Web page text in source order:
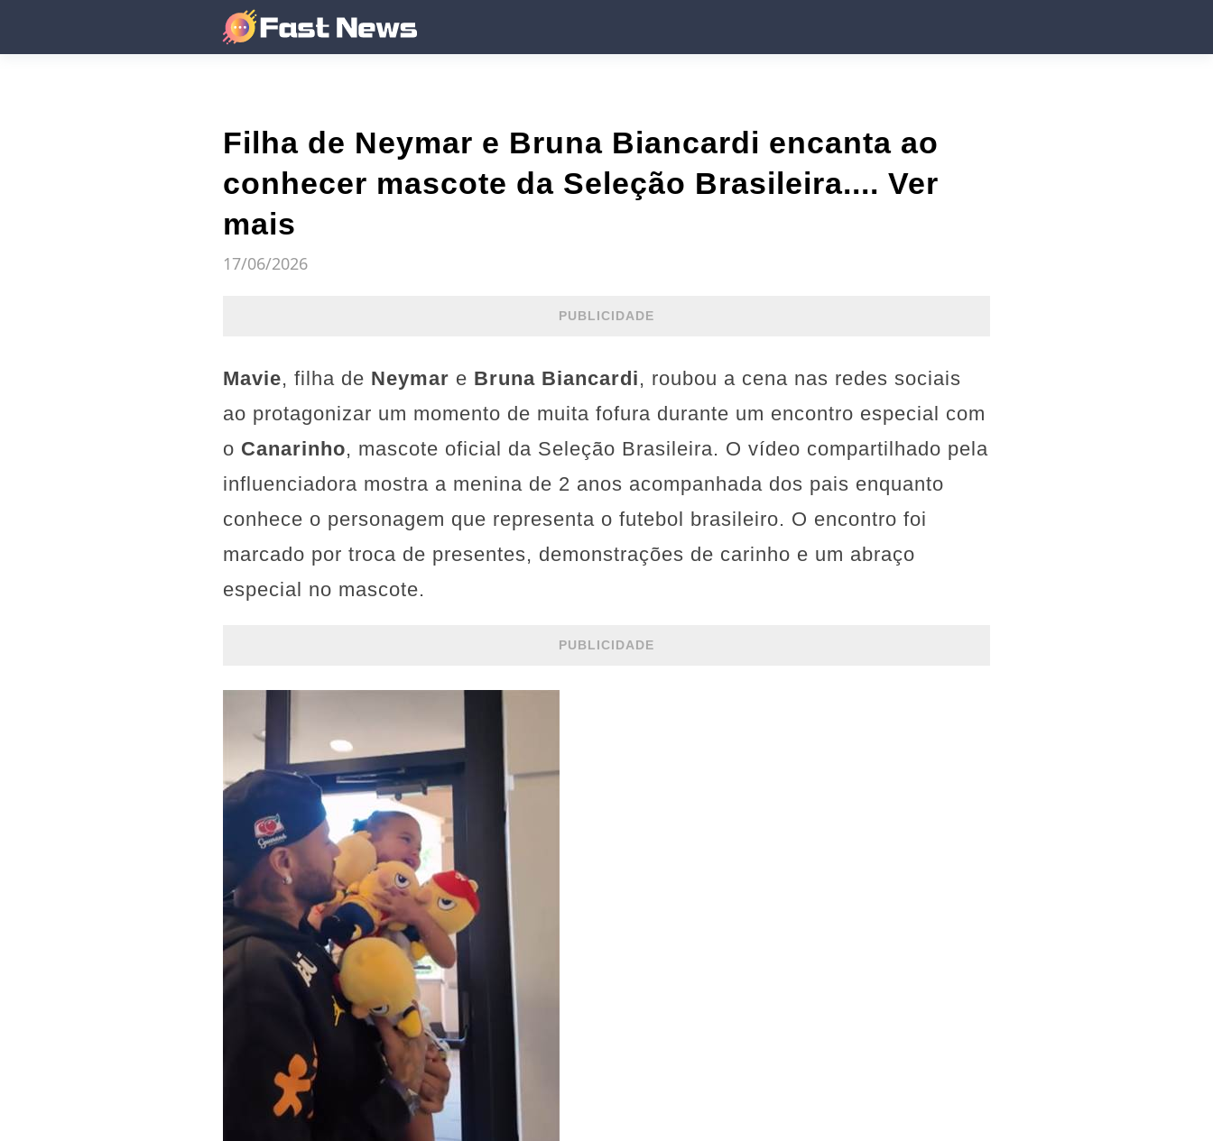
Filha de Neymar e Bruna Biancardi encanta ao
conhecer mascote da Seleção Brasileira.... Ver
mais
17/06/2026
PUBLICIDADE
Mavie, filha de Neymar e Bruna Biancardi, roubou a cena nas redes sociais
ao protagonizar um momento de muita fofura durante um encontro especial com
o Canarinho, mascote oficial da Seleção Brasileira. O vídeo compartilhado pela
influenciadora mostra a menina de 2 anos acompanhada dos pais enquanto
conhece o personagem que representa o futebol brasileiro. O encontro foi
marcado por troca de presentes, demonstrações de carinho e um abraço
especial no mascote.
PUBLICIDADE